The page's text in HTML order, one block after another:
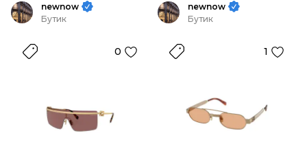
newnow
Бутик
0
newnow
Бутик
1